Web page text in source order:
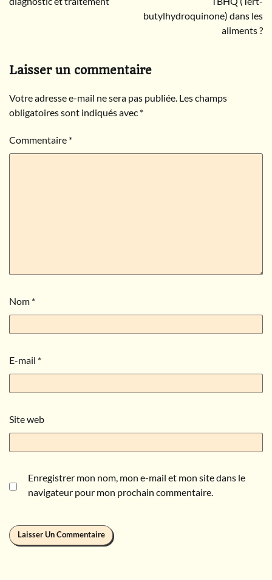
butylhydroquinone) dans les
aliments ?
Laisser un commentaire
Votre adresse e-mail ne sera pas publiée. Les champs
obligatoires sont indiqués avec *
Commentaire *
Nom *
E-mail *
Site web
Enregistrer mon nom, mon e-mail et mon site dans le
navigateur pour mon prochain commentaire.